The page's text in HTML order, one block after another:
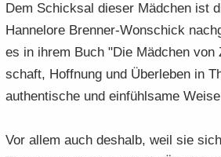
Dem Schick­sal die­ser Mäd­chen ist
Han­ne­lo­re Brenner-​Wonschick
es in ihrem Buch "Die Mäd­chen
schaft, Hoff­nung und Über­le­ben in
au­then­ti­sche und ein­fühl­sa­me
Vor allem auch des­halb, weil sie